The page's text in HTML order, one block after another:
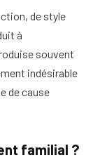
de style
à
souvent
indésirable
de cause
familial ?